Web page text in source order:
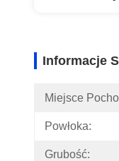
Informacje
Miejsce
Powłoka:
Grubość: